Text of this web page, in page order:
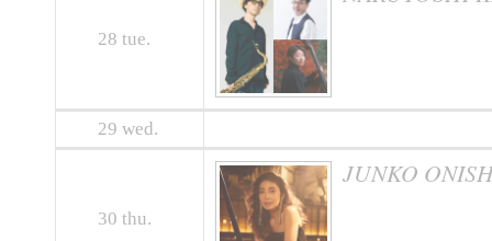
28 tue.
29 wed.
30 thu.
JUNKO